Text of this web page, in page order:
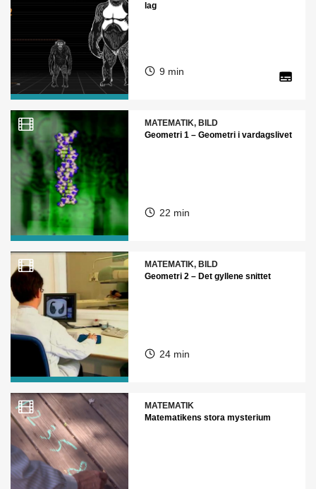
lag
9 min
MATEMATIK, BILD
Geometri 1 – Geometri i vardagslivet
22 min
MATEMATIK, BILD
Geometri 2 – Det gyllene snittet
24 min
MATEMATIK
Matematikens stora mysterium